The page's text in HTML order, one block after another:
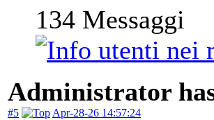
134 Messaggi
Administrator
#5 Apr-28-26 14:57:24